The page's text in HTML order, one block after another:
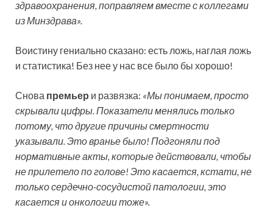
здравоохранения, поправляем вместе с коллегами
из Минздрава».
Воистину гениально сказано: есть ложь, наглая ложь
и статистика! Без нее у нас все было бы хорошо!
Снова премьер и развязка: «Мы понимаем, просто
скрывали цифры. Показатели менялись только
потому, что другие причины смертности
указывали. Это вранье было! Подгоняли под
нормативные акты, которые действовали, чтобы
не прилетело по голове! Это касается, кстати, не
только сердечно-сосудистой патологии, это
касается и онкологии тоже».